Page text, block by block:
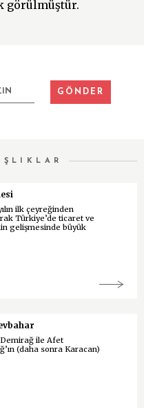
görülmüştür.
ilk çeyreğinden
Türkiye’de ticaret ve
gelişmesinde büyük
ile Afet
(daha sonra Karacan)